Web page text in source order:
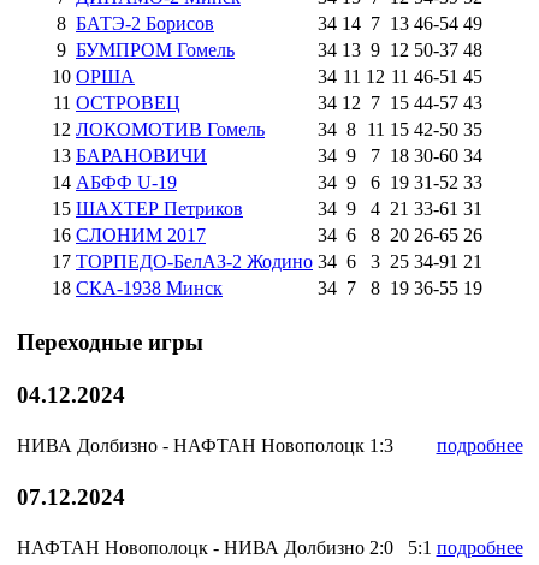
8 БАТЭ-2 Борисов 34 14 7 13 46-54 49
9 БУМПРОМ Гомель 34 13 9 12 50-37 48
10 ОРША 34 11 12 11 46-51 45
11 ОСТРОВЕЦ 34 12 7 15 44-57 43
12 ЛОКОМОТИВ Гомель 34 8 11 15 42-50 35
13 БАРАНОВИЧИ 34 9 7 18 30-60 34
14 АБФФ U-19 34 9 6 19 31-52 33
15 ШАХТЕР Петриков 34 9 4 21 33-61 31
16 СЛОНИМ 2017 34 6 8 20 26-65 26
17 ТОРПЕДО-БелАЗ-2 Жодино 34 6 3 25 34-91 21
18 СКА-1938 Минск 34 7 8 19 36-55 19
Переходные игры
04.12.2024
НИВА Долбизно - НАФТАН Новополоцк 1:3 подробнее
07.12.2024
НАФТАН Новополоцк- НИВА Долбизно 2:0 5:1 подробнее